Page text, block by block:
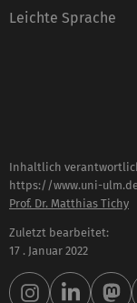
Leichte Sprache
Inhaltlich
https://www.uni-
Prof. Dr. Matthias Tichy
Zuletzt bearbeitet:
17 . Januar 2022